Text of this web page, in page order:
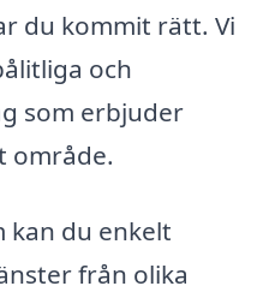
du kommit rätt. Vi
och
som erbjuder
område.
kan du enkelt
från olika